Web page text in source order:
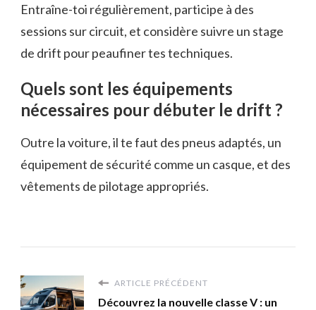
Entraîne-toi régulièrement, participe à des
sessions sur circuit, et considère suivre un stage
de drift pour peaufiner tes techniques.
Quels sont les équipements
nécessaires pour débuter le drift ?
Outre la voiture, il te faut des pneus adaptés, un
équipement de sécurité comme un casque, et des
vêtements de pilotage appropriés.
ARTICLE PRÉCÉDENT
Découvrez la nouvelle classe V : un